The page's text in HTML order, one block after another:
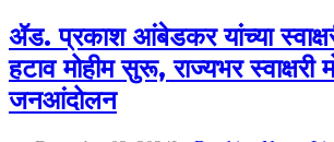
ॲड. प्रकाश आंबेडकर यांच्या
हटाव मोहीम सुरू, राज्यभर स्वाक्षरी
जनआंदोलन